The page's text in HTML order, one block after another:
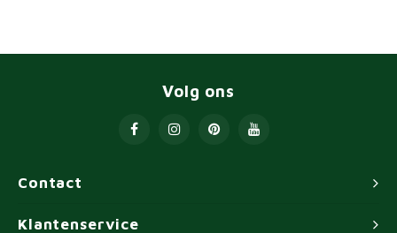
Contact
Volg ons
Klantenservice